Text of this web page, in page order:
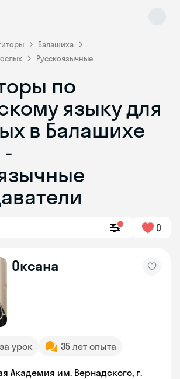
Балашиха
Русскоязычные
по
языку для
в Балашихе
0
Оксана
урок 35 лет опыта
Академия им. Вернадского, г.